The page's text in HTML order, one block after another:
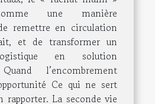
une manière
remettre en circulation
et de transformer un
en solution
l’encombrement
Ce qui ne sert
rapporter. La seconde vie